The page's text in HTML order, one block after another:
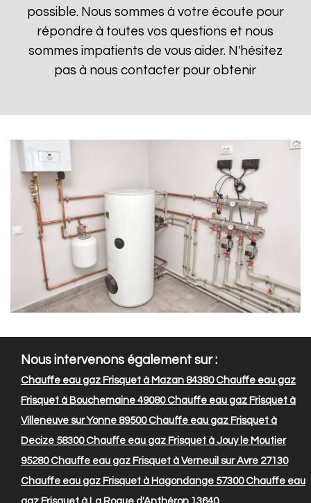
possible. Nous sommes à votre écoute pour
répondre à toutes vos questions et nous
sommes impatients de vous aider. N'hésitez
pas à nous contacter pour obtenir
Nous intervenons également sur :
Chauffe eau gaz Frisquet à Mazan 84380Chauffe eau gaz
Frisquet à Bouchemaine 49080Chauffe eau gaz Frisquet à
Villeneuve sur Yonne 89500Chauffe eau gaz Frisquet à
Decize 58300Chauffe eau gaz Frisquet à Jouy le Moutier
95280Chauffe eau gaz Frisquet à Verneuil sur Avre 27130
Chauffe eau gaz Frisquet à Hagondange 57300Chauffe eau